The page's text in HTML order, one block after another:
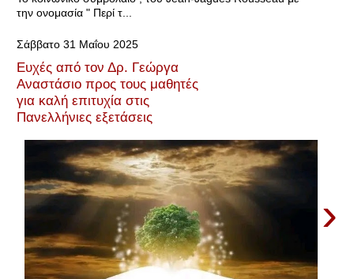
την ονομασία " Περί τ...
Σάββατο 31 Μαΐου 2025
Ευχές από τον Δρ. Γεώργα
Αναστάσιο προς τους μαθητές
για καλή επιτυχία στις
Πανελλήνιες εξετάσεις
›